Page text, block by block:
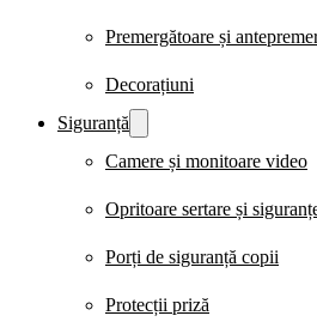
Premergătoare și
Decorațiuni
Siguranță
Camere și monitoare video
Opritoare sertare și
Porți de siguranță copii
Protecții priză